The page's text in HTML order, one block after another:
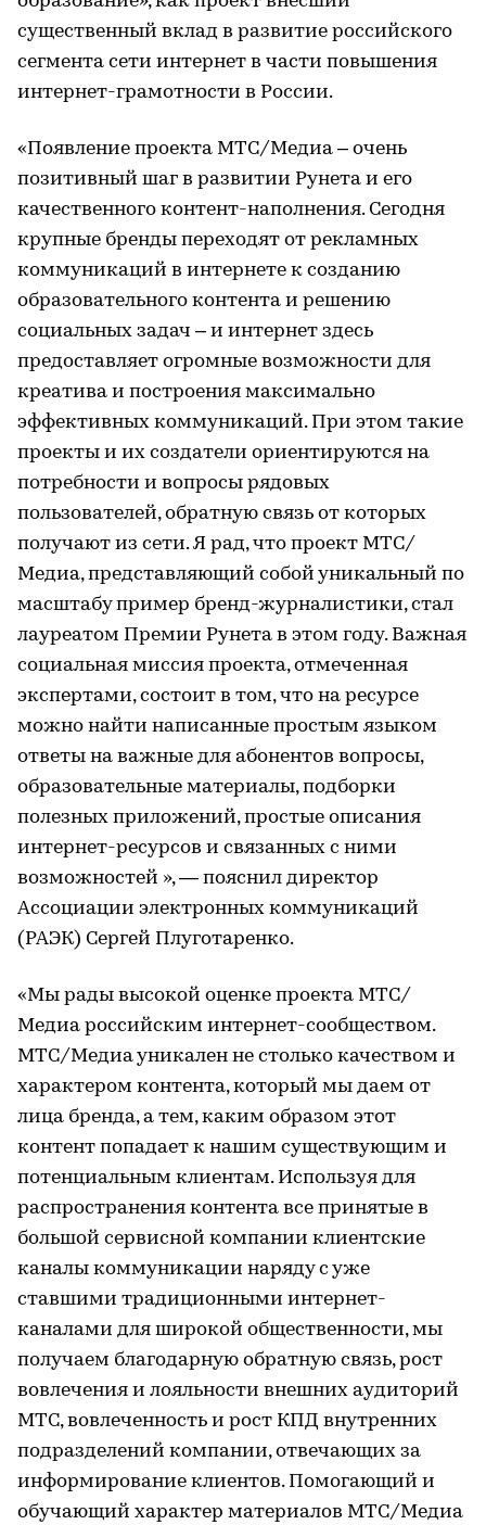
существенный вклад в развитие российского
сегмента сети интернет в части повышения
интернет-грамотности в России.
«Появление проекта МТС/Медиа – очень
позитивный шаг в развитии Рунета и его
качественного контент-наполнения. Сегодня
крупные бренды переходят от рекламных
коммуникаций в интернете к созданию
образовательного контента и решению
социальных задач – и интернет здесь
предоставляет огромные возможности для
креатива и построения максимально
эффективных коммуникаций. При этом такие
проекты и их создатели ориентируются на
потребности и вопросы рядовых
пользователей, обратную связь от которых
получают из сети. Я рад, что проект МТС/
Медиа, представляющий собой уникальный по
масштабу пример бренд-журналистики, стал
лауреатом Премии Рунета в этом году. Важная
социальная миссия проекта, отмеченная
экспертами, состоит в том, что на ресурсе
можно найти написанные простым языком
ответы на важные для абонентов вопросы,
образовательные материалы, подборки
полезных приложений, простые описания
интернет-ресурсов и связанных с ними
возможностей », — пояснил директор
Ассоциации электронных коммуникаций
(РАЭК) Сергей Плуготаренко.
«Мы рады высокой оценке проекта МТС/
Медиа российским интернет-сообществом.
МТС/Медиа уникален не столько качеством и
характером контента, который мы даем от
лица бренда, а тем, каким образом этот
контент попадает к нашим существующим и
потенциальным клиентам. Используя для
распространения контента все принятые в
большой сервисной компании клиентские
каналы коммуникации наряду с уже
ставшими традиционными интернет-
каналами для широкой общественности, мы
получаем благодарную обратную связь, рост
вовлечения и лояльности внешних аудиторий
МТС, вовлеченность и рост КПД внутренних
подразделений компании, отвечающих за
информирование клиентов. Помогающий и
обучающий характер материалов МТС/Медиа